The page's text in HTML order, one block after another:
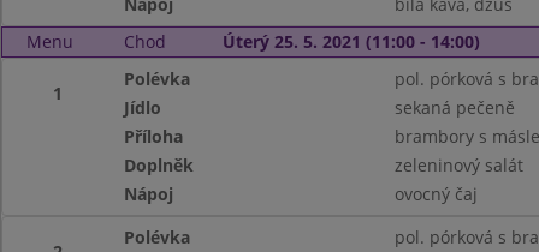
Menu
Chod Úterý 25. 5. 2021 (11:00 - 14:00)
1
Polévka
pol. pórková s
Jídlo
sekaná pečeně
Příloha
brambory s
Doplněk
zeleninový salát
Nápoj
ovocný čaj
Polévka
pol. pórková s